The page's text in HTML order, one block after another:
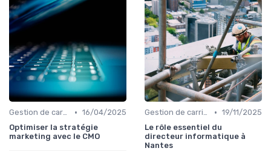
Gestion de carrière • 16/04/2025
Optimiser la stratégie
marketing avec le CMO
Gestion de carrière • 19/11/2025
Le rôle essentiel du
directeur informatique à
Nantes